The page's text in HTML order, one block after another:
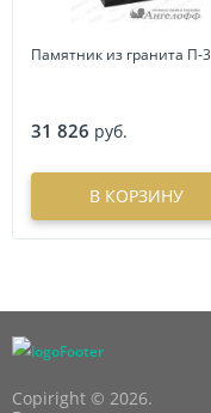
Памятник из гранита П-3
31 826 руб.
В КОРЗИНУ
Copiright © 2026.